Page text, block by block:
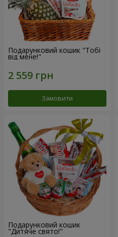
Подарунковий кошик "Тобі
від мене!"
Замовити
Подарунковий кошик
"Дитяче свято!"